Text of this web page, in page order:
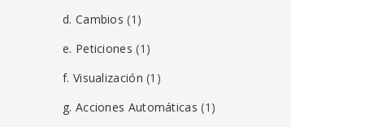
d. Cambios (1)
e. Peticiones (1)
f. Visualización (1)
g. Acciones Automáticas (1)